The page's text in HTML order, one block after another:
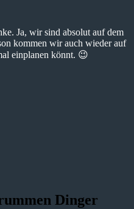
Ja, wir sind absolut auf dem
kommen wir auch wieder auf
einplanen könnt. 😉
Dinger